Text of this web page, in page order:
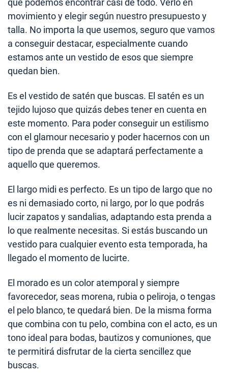
que podemos encontrar casi de todo. Verlo en
movimiento y elegir según nuestro presupuesto y
talla. No importa la que usemos, seguro que vamos
a conseguir destacar, especialmente cuando
estamos ante un vestido de esos que siempre
quedan bien.
Es el vestido de satén que buscas. El satén es un
tejido lujoso que quizás debes tener en cuenta en
este momento. Para poder conseguir un estilismo
con el glamour necesario y poder hacernos con un
tipo de prenda que se adaptará perfectamente a
aquello que queremos.
El largo midi es perfecto. Es un tipo de largo que no
es ni demasiado corto, ni largo, por lo que podrás
lucir zapatos y sandalias, adaptando esta prenda a
lo que realmente necesitas. Si estás buscando un
vestido para cualquier evento esta temporada, ha
llegado el momento de lucirte.
El morado es un color atemporal y siempre
favorecedor, seas morena, rubia o peliroja, o tengas
el pelo blanco, te quedará bien. De la misma forma
que combina con tu pelo, combina con el acto, es un
tono ideal para bodas, bautizos y comuniones, que
te permitirá disfrutar de la cierta sencillez que
buscas.